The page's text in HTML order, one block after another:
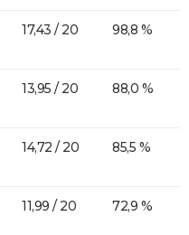
17,43 / 20 98,8 %
13,95 / 20 88,0 %
14,72 / 20 85,5 %
11,99 / 20 72,9 %